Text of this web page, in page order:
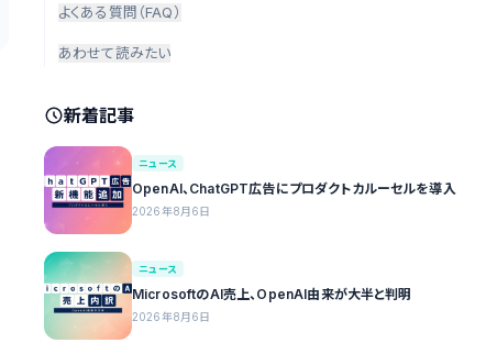
よくある質問（FAQ）
あわせて読みたい
新着記事
ニュース
OpenAI、ChatGPT広告にプロダクトカルーセルを導入
2026年8月6日
ニュース
MicrosoftのAI売上、OpenAI由来が大半と判明
2026年8月6日